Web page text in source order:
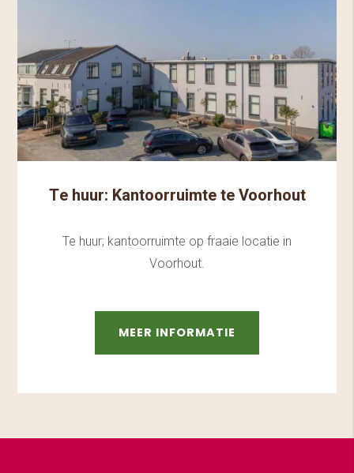
Te huur: Kantoorruimte te Voorhout
Te huur; kantoorruimte op fraaie locatie in
Voorhout.
MEER INFORMATIE